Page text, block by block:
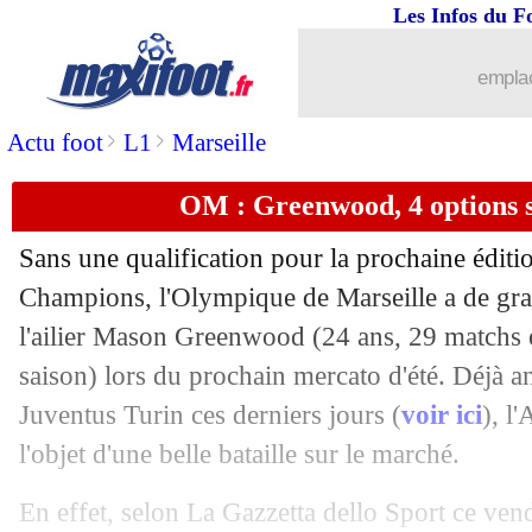
Actu foot> L1 > Marseille
Les Infos du
OM : Greenwood, 4 options
Sans une qualification pour la prochaine
Champions, l'Olympique de Marseille a de
l'ailier Mason Greenwood (24 ans, 29
saison) lors du prochain mercato d'été. Déjà
Juventus Turin ces derniers jours (voir ici),
l'objet d'une belle bataille sur le marché.
En effet, selon La Gazzetta dello Sport ce
Trophées UNFP : le coup de gueule
01/05 Rennes: Haise et les clés du match
01/05 PSG: Hakimi, Enrique sans sa
01/05 Benfica: Mourinho répond sur la
01/05 Man City : PSG-Bayern, Guardiola
01/05 Lille: un ancien buteur du club sur le
PSG: Luis Enrique - "un match